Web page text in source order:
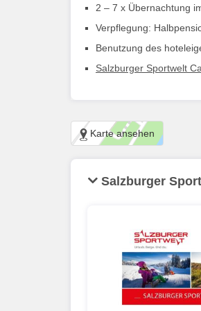
2 – 7 x Übernachtung
Verpflegung:
Benutzung des
Salzburger Sportwelt
Karte ansehen
Salzburger